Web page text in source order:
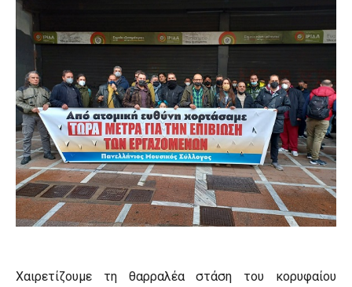
Χαιρετίζουμε τη θαρραλέα στάση του κορυφαίου